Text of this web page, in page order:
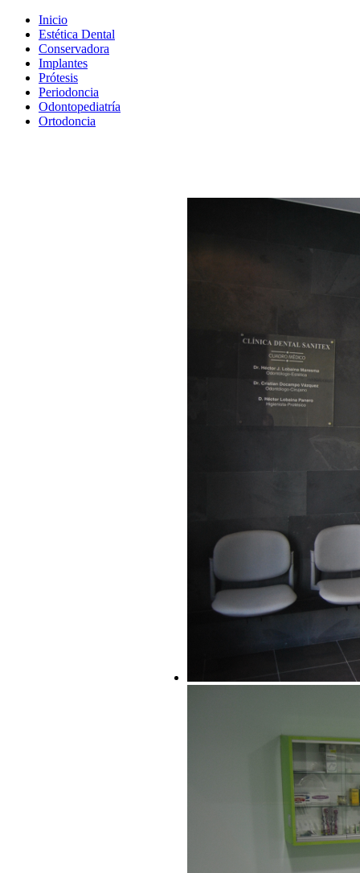
Inicio
Estética Dental
Conservadora
Implantes
Prótesis
Periodoncia
Odontopediatría
Ortodoncia